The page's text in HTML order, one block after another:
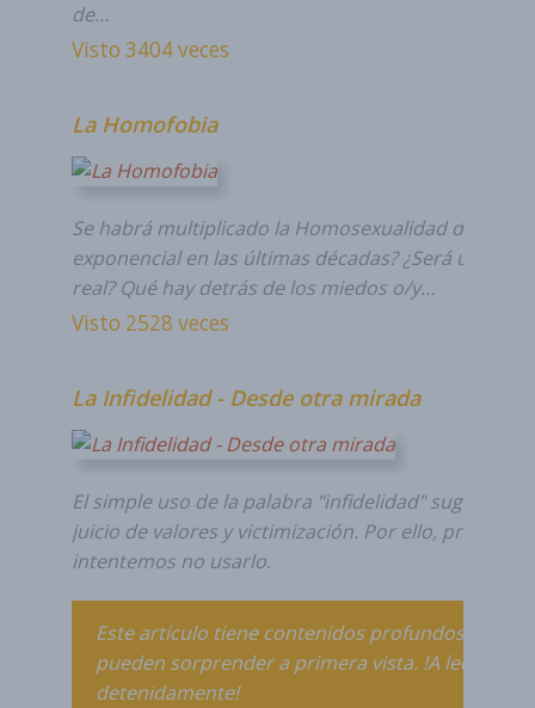
de…
Visto 3404 veces
La Homofobia
Se habrá multiplicado la Homosexualidad de modo
exponencial en las últimas décadas? ¿Será una
real? Qué hay detrás de los miedos o/y…
Visto 2528 veces
La Infidelidad - Desde otra mirada
El simple uso de la palabra "infidelidad" sugiere YA
juicio de valores y victimización. Por ello,
intentemos no usarlo.
Este artículo tiene contenidos profundos que
pueden sorprender a primera vista. !A leer
detenidamente!